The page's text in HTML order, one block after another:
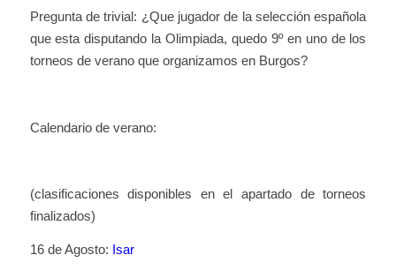
Pregunta de trivial: ¿Que jugador de la selección española
que esta disputando la Olimpiada, quedo 9º en uno de los
torneos de verano que organizamos en Burgos?
Calendario de verano:
(clasificaciones disponibles en el apartado de torneos
finalizados)
16 de Agosto: Isar